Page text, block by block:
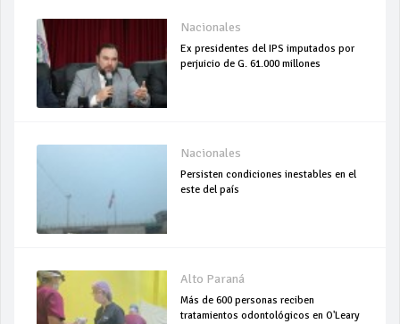
Nacionales
Ex presidentes del IPS imputados por
perjuicio de G. 61.000 millones
Nacionales
Persisten condiciones inestables en el
este del país
Alto Paraná
Más de 600 personas reciben
tratamientos odontológicos en O'Leary